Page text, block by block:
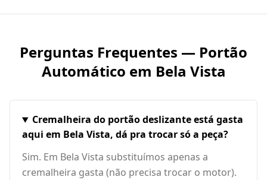
Perguntas Frequentes — Portão
Automático em Bela Vista
Cremalheira do portão deslizante está gasta
aqui em Bela Vista, dá pra trocar só a peça?
Sim. Em Bela Vista substituímos apenas a
cremalheira gasta (não precisa trocar o motor).